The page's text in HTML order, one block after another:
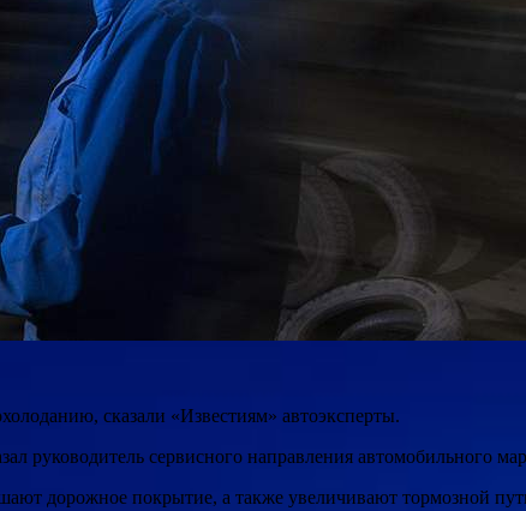
сказали «Известиям» автоэксперты.
руководитель сервисного направления автомобильного
дорожное покрытие, а также увеличивают тормозной